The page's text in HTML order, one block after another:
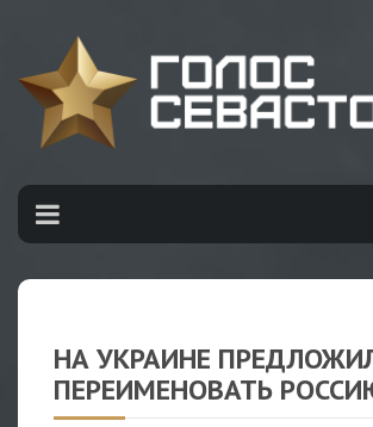
НА УКРАИНЕ
ПЕРЕИМЕНОВАТЬ